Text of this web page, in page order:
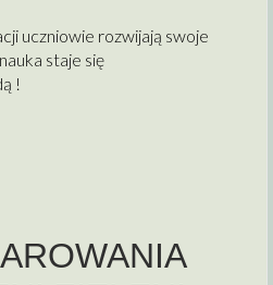
uczniowie rozwijają swoje
staje się
!